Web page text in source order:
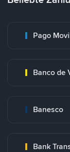
Pago
Banco de
Banesco
Bank